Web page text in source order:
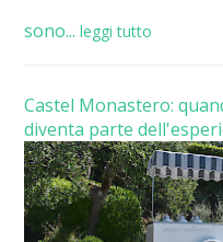
sono... leggi tutto
Castel Monastero:
diventa parte